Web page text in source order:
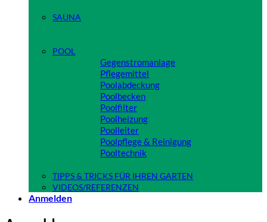
SAUNA
POOL
Gegenstromanlage
Pflegemittel
Poolabdeckung
Poolbecken
Poolfilter
Poolheizung
Poolleiter
Poolpflege & Reinigung
Pooltechnik
TIPPS & TRICKS FÜR IHREN GARTEN
VIDEOS/REFERENZEN
Anmelden